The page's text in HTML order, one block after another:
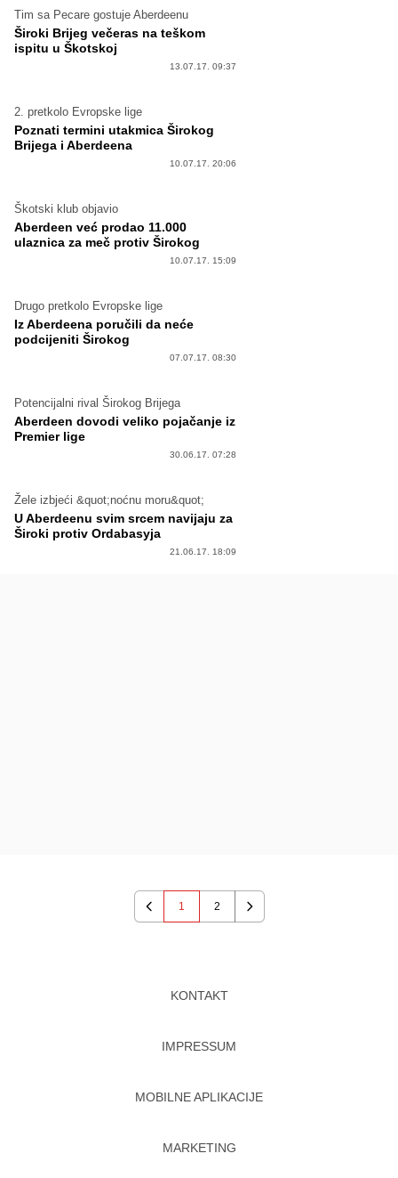
Tim sa Pecare gostuje Aberdeenu
Široki Brijeg večeras na teškom
ispitu u Škotskoj
13.07.17. 09:37
2. pretkolo Evropske lige
Poznati termini utakmica Širokog
Brijega i Aberdeena
10.07.17. 20:06
Škotski klub objavio
Aberdeen već prodao 11.000
ulaznica za meč protiv Širokog
10.07.17. 15:09
Drugo pretkolo Evropske lige
Iz Aberdeena poručili da neće
podcijeniti Širokog
07.07.17. 08:30
Potencijalni rival Širokog Brijega
Aberdeen dovodi veliko pojačanje iz
Premier lige
30.06.17. 07:28
Žele izbjeći &quot;noćnu moru&quot;
U Aberdeenu svim srcem navijaju za
Široki protiv Ordabasyja
21.06.17. 18:09
Previous
1 2
Next
KONTAKT
IMPRESSUM
MOBILNE APLIKACIJE
MARKETING